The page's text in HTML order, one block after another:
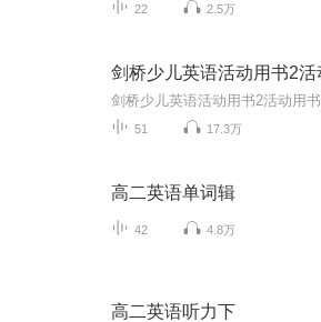
22 2.5万
剑桥少儿英语活动用书2活
剑桥少儿英语活动用书2活动用
51 17.3万
高二英语单词辑
42 4.8万
高二英语听力下